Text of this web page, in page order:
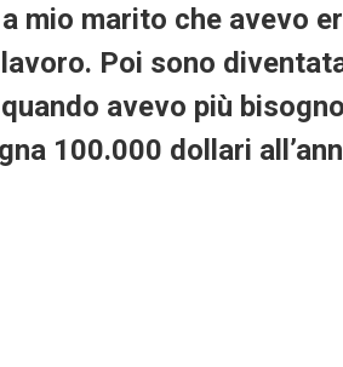
mio marito che avevo
Poi sono
avevo più
100.000 dollari